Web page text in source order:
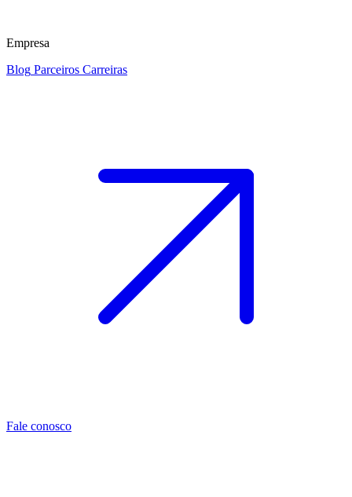
Empresa
Blog Parceiros Carreiras
Fale conosco